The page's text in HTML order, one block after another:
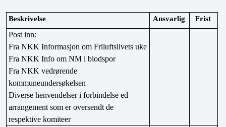
Beskrivelse Ansvarlig Frist
Post inn:
Fra NKK Informasjon om Friluftslivets uke
Fra NKK Info om NM i blodspor
Fra NKK vedrørende
kommuneundersøkelsen
Diverse henvendelser i forbindelse ed
arrangement som er oversendt de
respektive komiteer